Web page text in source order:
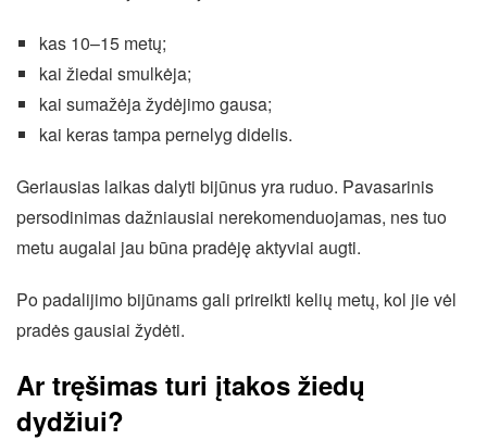
kas 10–15 metų;
kai žiedai smulkėja;
kai sumažėja žydėjimo gausa;
kai keras tampa pernelyg didelis.
Geriausias laikas dalyti bijūnus yra ruduo. Pavasarinis
persodinimas dažniausiai nerekomenduojamas, nes tuo
metu augalai jau būna pradėję aktyviai augti.
Po padalijimo bijūnams gali prireikti kelių metų, kol jie vėl
pradės gausiai žydėti.
Ar tręšimas turi įtakos žiedų
dydžiui?